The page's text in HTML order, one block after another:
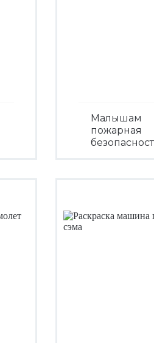
Малышам
пожарная